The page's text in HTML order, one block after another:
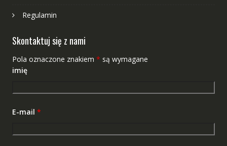
Regulamin
Skontaktuj się z nami
Pola oznaczone znakiem * są wymagane
imię
E-mail *